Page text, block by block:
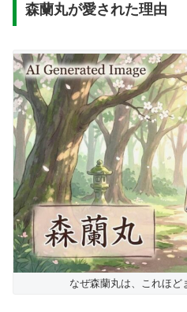
​森蘭丸が愛された理由
なぜ森蘭丸は、これほど